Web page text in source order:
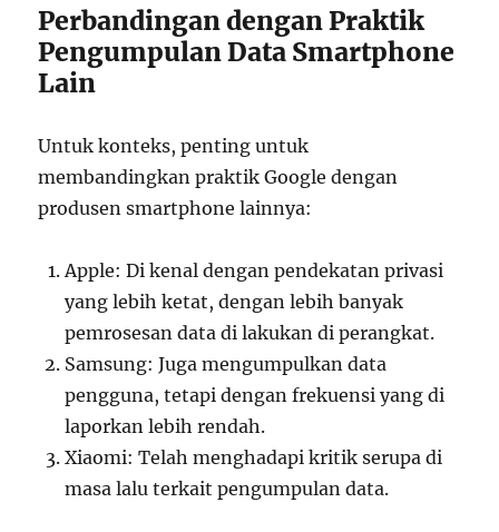
Perbandingan dengan Praktik
Pengumpulan Data Smartphone
Lain
Untuk konteks, penting untuk
membandingkan praktik Google dengan
produsen smartphone lainnya:
Apple: Di kenal dengan pendekatan privasi
yang lebih ketat, dengan lebih banyak
pemrosesan data di lakukan di perangkat.
Samsung: Juga mengumpulkan data
pengguna, tetapi dengan frekuensi yang di
laporkan lebih rendah.
Xiaomi: Telah menghadapi kritik serupa di
masa lalu terkait pengumpulan data.